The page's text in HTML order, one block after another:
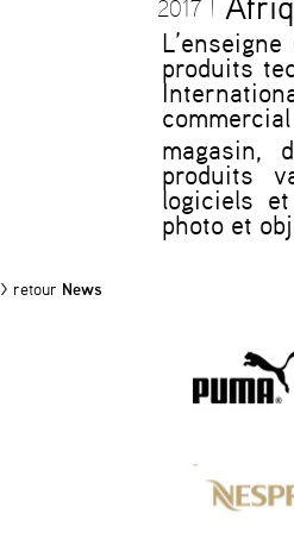
2017
produits
magasin,
produits
logiciels
photo et
> retour News